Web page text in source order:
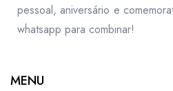
pessoal, aniversário e
whatsapp para combinar!
MENU